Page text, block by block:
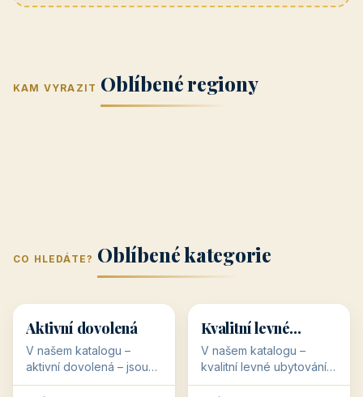
KAM VYRAZIT Oblíbené regiony
(Jihomoravský
kraj)
kraj)
Zlínský kraj Žilinský
Karlovarský
Střední Čechy
(Středočeský
CO HLEDÁTE? Oblíbené kategorie
🥾 36 objektů
Aktivní dovolená
V našem katalogu –
aktivní dovolená – jsou
pro Vás připraveny
💰
💰
34 objektů
Kvalitní levné
ubytování
V našem katalogu –
kvalitní levné ubytování –
jsou pro Vás připraveny